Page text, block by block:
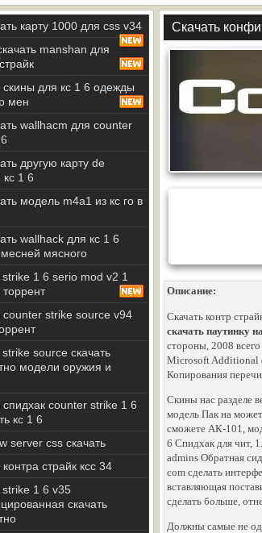
карту 1000 для css v34
manshan для
скины для кс 1 6 одежды
мен
wallhacm для counter
другую карту de
1 6
модель m4a1 из кс го в
wallhack для кс 1 6
мясного
1 6 serio mod v2 1
торрент
counter strike source v94
source скачать
модели оружия и
спидхак counter strike 1 6
кс 1 6
server css скачать
контра страйк ксс 34
1 6 v35
скачать
Скачать
Описание:
Скачать контр
скачать паутинку
стороны, 2008
Microsoft Additional
Копирования
Скины нас разделе
модель Пак на
сможете АК-101,
6 Спидхак для чит,
admins Обратная
com сделать
вставляющая
сделать больше,
Должны самые не